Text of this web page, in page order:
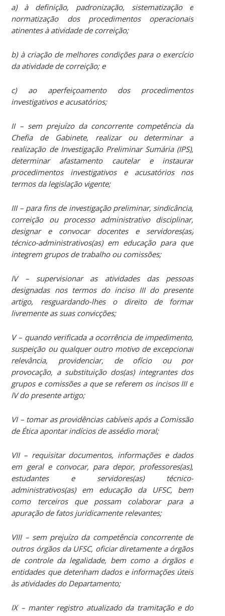
a) à definição, padronização, sistematização e
normatização dos procedimentos operacionais
atinentes à atividade de correição;
b) à criação de melhores condições para o exercício
da atividade de correição; e
c) ao aperfeiçoamento dos procedimentos
investigativos e acusatórios;
II – sem prejuízo da concorrente competência da
Chefia de Gabinete, realizar ou determinar a
realização de Investigação Preliminar Sumária (IPS),
determinar afastamento cautelar e instaurar
procedimentos investigativos e acusatórios nos
termos da legislação vigente;
III – para fins de investigação preliminar, sindicância,
correição ou processo administrativo disciplinar,
designar e convocar docentes e servidores(as)
técnico-administrativos(as) em educação para que
integrem grupos de trabalho ou comissões;
IV – supervisionar as atividades das pessoas
designadas nos termos do inciso III do presente
artigo, resguardando-lhes o direito de formar
livremente as suas convicções;
V – quando verificada a ocorrência de impedimento,
suspeição ou qualquer outro motivo de excepcional
relevância, providenciar, de ofício ou por
provocação, a substituição dos(as) integrantes dos
grupos e comissões a que se referem os incisos III e
IV do presente artigo;
VI – tomar as providências cabíveis após a Comissão
de Ética apontar indícios de assédio moral;
VII – requisitar documentos, informações e dados
em geral e convocar, para depor, professores(as),
estudantes e servidores(as) técnico-
administrativos(as) em educação da UFSC, bem
como terceiros que possam colaborar para a
apuração de fatos juridicamente relevantes;
VIII – sem prejuízo da competência concorrente de
outros órgãos da UFSC, oficiar diretamente a órgãos
de controle da legalidade, bem como a órgãos e
entidades que detenham dados e informações úteis
às atividades do Departamento;
IX – manter registro atualizado da tramitação e do